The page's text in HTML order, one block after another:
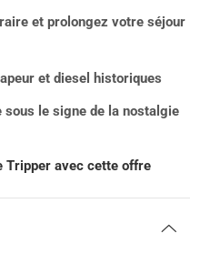
et prolongez votre séjour
et diesel historiques
sous le signe de la nostalgie
Tripper avec cette offre